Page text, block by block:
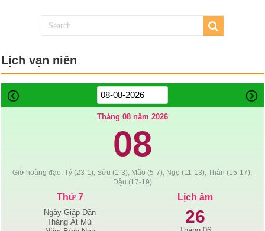
Lịch vạn niên
Tháng 08 năm 2026
08
Giờ hoàng đạo: Tý (23-1), Sửu (1-3), Mão (5-7), Ngọ (11-13), Thân (15-17),
Dậu (17-19)
Thứ 7
Ngày Giáp Dần
Tháng Ất Mùi
Lịch âm
26